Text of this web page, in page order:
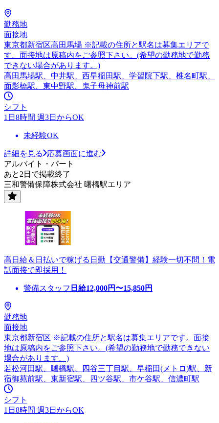
勤務地
面接地
東京都新宿区高田馬場 ※記載の住所と駅名は募集エリアで
す。面接地は原稿内をご参照下さい。(希望の勤務地で勤務
できない場合があります。)
高田馬場駅、中井駅、西早稲田駅、学習院下駅、椎名町駅、
面影橋駅、東中野駅、鬼子母神前駅
シフト
1日8時間 週3日からOK
未経験OK
詳細を見る
応募画面に進む
アルバイト・パート
あと2日で掲載終了
三和警備保障株式会社 曙橋駅エリア
高日給＆日払いで稼げる日勤【交通警備】経験一切不問！電
話面接で即採用！
警備スタッフ 日給12,000円〜15,850円
勤務地
面接地
東京都新宿区 ※記載の住所と駅名は募集エリアです。面接
地は原稿内をご参照下さい。(希望の勤務地で勤務できない
場合があります。)
若松河田駅、曙橋駅、四谷三丁目駅、早稲田(メトロ)駅、新
宿御苑前駅、東新宿駅、四ツ谷駅、市ケ谷駅、信濃町駅
シフト
1日8時間 週3日からOK